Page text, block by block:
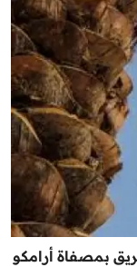
بمصفاة أرامكو